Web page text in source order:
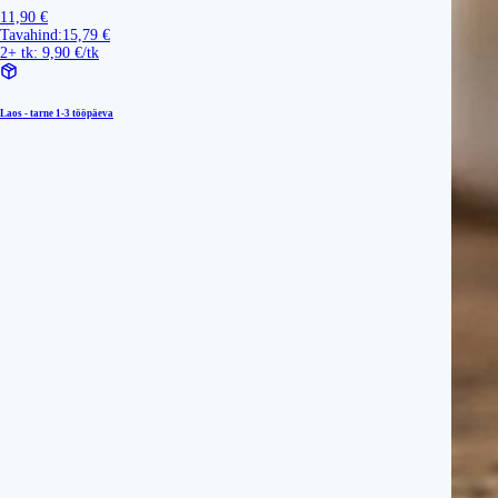
11,90 €
Tavahind:15,79 €
2+ tk: 9,90 €/tk
Laos - tarne 1-3 tööpäeva